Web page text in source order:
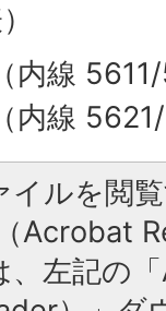
線
内線
イルを閲
Acrobat
、左記の